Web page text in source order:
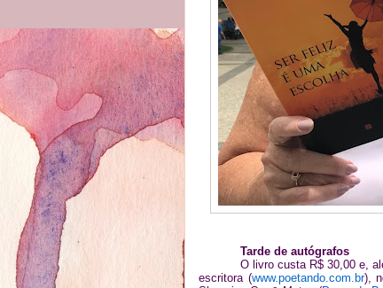
Tarde de autógrafos
O livro custa R$ 30,00 e,
escritora (www.poetando.com.br),